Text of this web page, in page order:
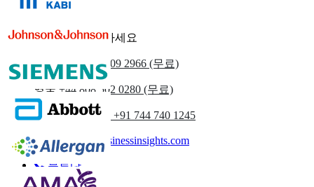
우리에게 연락하세요
우리를+1 833 909 2966 (무료)
영국 +44 808 502 0280 (무료)
(아시아 태평양) +91 744 740 1245
sales@fortunebusinessinsights.com
부르다
이메일